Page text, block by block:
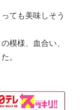
ても美味しそう
模様、血合い、
。